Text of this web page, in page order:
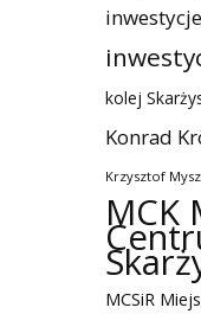
inwestycje
kolej
Konrad
Krzysztof
MCK
MCSiR